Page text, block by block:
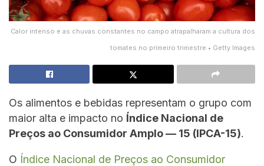
Calor intenso e as chuvas constantes no campo atrapalharam a cultura dos
tomates no primeiro trimestre • Getty Images
Os alimentos e bebidas representam o grupo com
maior alta e impacto no Índice Nacional de
Preços ao Consumidor Amplo — 15 (IPCA-15).
O Índice Nacional de Preços ao Consumidor